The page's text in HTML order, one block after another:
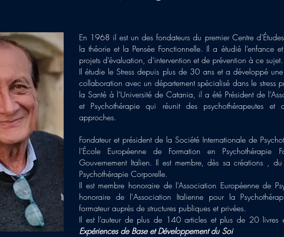
En 1968 il est un des fondateurs du premier Centre
la théorie et la Pensée Fonctionnelle. Il a étudié l’enfance
projets d’évaluation, d’intervention et de prévention à ce sujet.
Il étudie le Stress depuis plus de 30 ans et a développé
collaboration avec un département spécialisé dans le stress
la Santé à l’Université de Catania, il a été Président de
et Psychothérapie qui réunit des psychothérapeutes et
approches.
Fondateur et président de la Société Internationale de
l’École Européenne de Formation en
Gouvernement Italien. Il est membre, dès sa créations ,
Psychothérapie Corporelle.
Il est membre honoraire de l’Association Européenne de
honoraire de l'Association Italienne pour la
formateur auprès de structures publiques et privées.
Il est l’auteur de plus de 140 articles et plus de 20 livres
Expériences de Base et Développement du Soi